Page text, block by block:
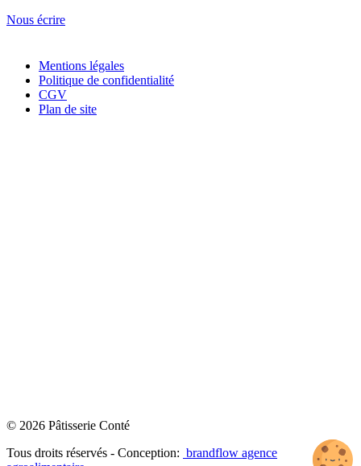
Nous écrire
Mentions légales
Politique de confidentialité
CGV
Plan de site
© 2026 Pâtisserie Conté
Tous droits réservés - Conception: brandflow agence